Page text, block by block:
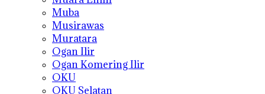
Muba
Musirawas
Muratara
Ogan Ilir
Ogan Komering Ilir
OKU
OKU Selatan